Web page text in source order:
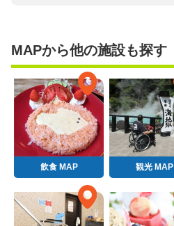
MAPから他の施設も探す
飲食 MAP 観光 MAP